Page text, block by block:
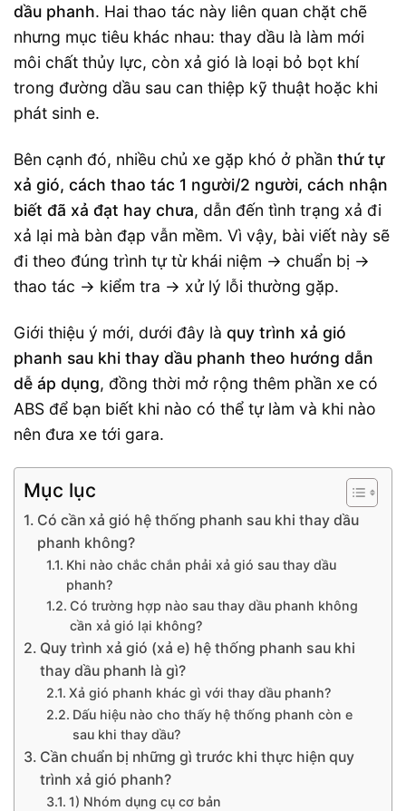
dầu phanh. Hai thao tác này liên quan chặt chẽ
nhưng mục tiêu khác nhau: thay dầu là làm mới
môi chất thủy lực, còn xả gió là loại bỏ bọt khí
trong đường dầu sau can thiệp kỹ thuật hoặc khi
phát sinh e.
Bên cạnh đó, nhiều chủ xe gặp khó ở phần thứ tự
xả gió, cách thao tác 1 người/2 người, cách nhận
biết đã xả đạt hay chưa, dẫn đến tình trạng xả đi
xả lại mà bàn đạp vẫn mềm. Vì vậy, bài viết này sẽ
đi theo đúng trình tự từ khái niệm → chuẩn bị →
thao tác → kiểm tra → xử lý lỗi thường gặp.
Giới thiệu ý mới, dưới đây là quy trình xả gió
phanh sau khi thay dầu phanh theo hướng dẫn
dễ áp dụng, đồng thời mở rộng thêm phần xe có
ABS để bạn biết khi nào có thể tự làm và khi nào
nên đưa xe tới gara.
Mục lục
Có cần xả gió hệ thống phanh sau khi thay dầu
phanh không?
Khi nào chắc chắn phải xả gió sau thay dầu
phanh?
Có trường hợp nào sau thay dầu phanh không
cần xả gió lại không?
Quy trình xả gió (xả e) hệ thống phanh sau khi
thay dầu phanh là gì?
Xả gió phanh khác gì với thay dầu phanh?
Dấu hiệu nào cho thấy hệ thống phanh còn e
sau khi thay dầu?
Cần chuẩn bị những gì trước khi thực hiện quy
trình xả gió phanh?
1) Nhóm dụng cụ cơ bản